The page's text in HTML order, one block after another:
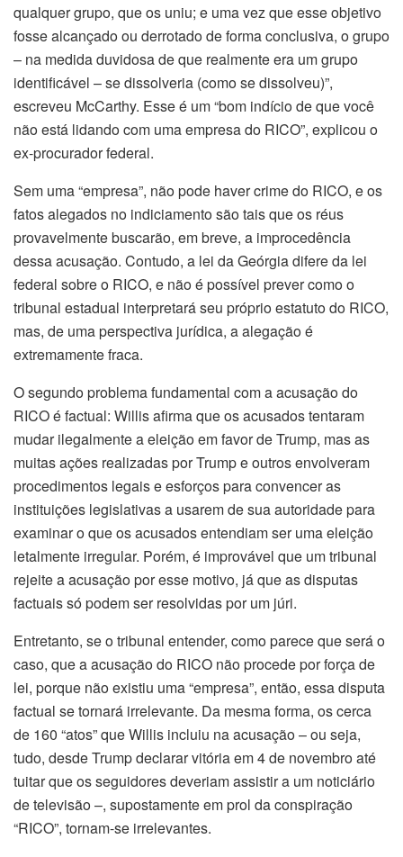
qualquer grupo, que os uniu; e uma vez que esse objetivo
fosse alcançado ou derrotado de forma conclusiva, o grupo
– na medida duvidosa de que realmente era um grupo
identificável – se dissolveria (como se dissolveu)”,
escreveu McCarthy. Esse é um “bom indício de que você
não está lidando com uma empresa do RICO”, explicou o
ex-procurador federal.
Sem uma “empresa”, não pode haver crime do RICO, e os
fatos alegados no indiciamento são tais que os réus
provavelmente buscarão, em breve, a improcedência
dessa acusação. Contudo, a lei da Geórgia difere da lei
federal sobre o RICO, e não é possível prever como o
tribunal estadual interpretará seu próprio estatuto do RICO,
mas, de uma perspectiva jurídica, a alegação é
extremamente fraca.
O segundo problema fundamental com a acusação do
RICO é factual: Willis afirma que os acusados tentaram
mudar ilegalmente a eleição em favor de Trump, mas as
muitas ações realizadas por Trump e outros envolveram
procedimentos legais e esforços para convencer as
instituições legislativas a usarem de sua autoridade para
examinar o que os acusados entendiam ser uma eleição
letalmente irregular. Porém, é improvável que um tribunal
rejeite a acusação por esse motivo, já que as disputas
factuais só podem ser resolvidas por um júri.
Entretanto, se o tribunal entender, como parece que será o
caso, que a acusação do RICO não procede por força de
lei, porque não existiu uma “empresa”, então, essa disputa
factual se tornará irrelevante. Da mesma forma, os cerca
de 160 “atos” que Willis incluiu na acusação – ou seja,
tudo, desde Trump declarar vitória em 4 de novembro até
tuitar que os seguidores deveriam assistir a um noticiário
de televisão –, supostamente em prol da conspiração
“RICO”, tornam-se irrelevantes.